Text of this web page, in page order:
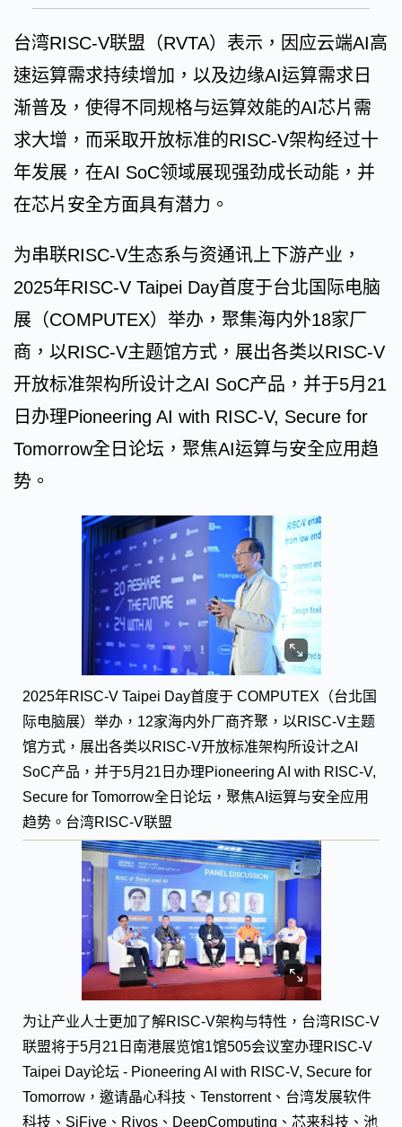
台湾RISC-V联盟（RVTA）表示，因应云端AI高
速运算需求持续增加，以及边缘AI运算需求日
渐普及，使得不同规格与运算效能的AI芯片需
求大增，而采取开放标准的RISC-V架构经过十
年发展，在AI SoC领域展现强劲成长动能，并
在芯片安全方面具有潜力。
为串联RISC-V生态系与资通讯上下游产业，
2025年RISC-V Taipei Day首度于台北国际电脑
展（COMPUTEX）举办，聚集海内外18家厂
商，以RISC-V主题馆方式，展出各类以RISC-V
开放标准架构所设计之AI SoC产品，并于5月21
日办理Pioneering AI with RISC-V, Secure for
Tomorrow全日论坛，聚焦AI运算与安全应用趋
势。
2025年RISC-V Taipei Day首度于 COMPUTEX（台北国
际电脑展）举办，12家海内外厂商齐聚，以RISC-V主题
馆方式，展出各类以RISC-V开放标准架构所设计之AI
SoC产品，并于5月21日办理Pioneering AI with RISC-V,
Secure for Tomorrow全日论坛，聚焦AI运算与安全应用
趋势。台湾RISC-V联盟
为让产业人士更加了解RISC-V架构与特性，台湾RISC-V
联盟将于5月21日南港展览馆1馆505会议室办理RISC-V
Taipei Day论坛 - Pioneering AI with RISC-V, Secure for
Tomorrow，邀请晶心科技、Tenstorrent、台湾发展软件
科技、SiFive、Rivos、DeepComputing、芯来科技、池